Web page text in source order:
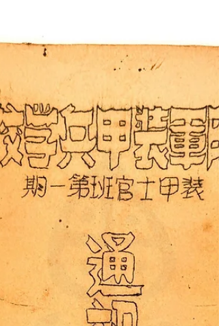
民國45年田耕莘樞機致周長耀先生 親筆航空
郵簡 1. 基本資料 文物名稱 ：民國45年田耕
樞機致周長耀先生 親筆航空郵簡 英文名稱
to Mr. Chow Chang Yo (1956) 文物年份 ：民
45年(1956) 文物作者 ：田耕莘 樞機 (Cardinal
Thomas Tien Ken-sin, SVD) 發行地點 ：美國
伊利諾州 泰克尼 (Techny, Illinois, U.S.A.) 文
形式 ：紙本手稿、航空郵簡 (Air Letter /
Aérogramme) 館藏單位 ：黑水博物館 (Black
Water Museum) 2. 內容說明 【